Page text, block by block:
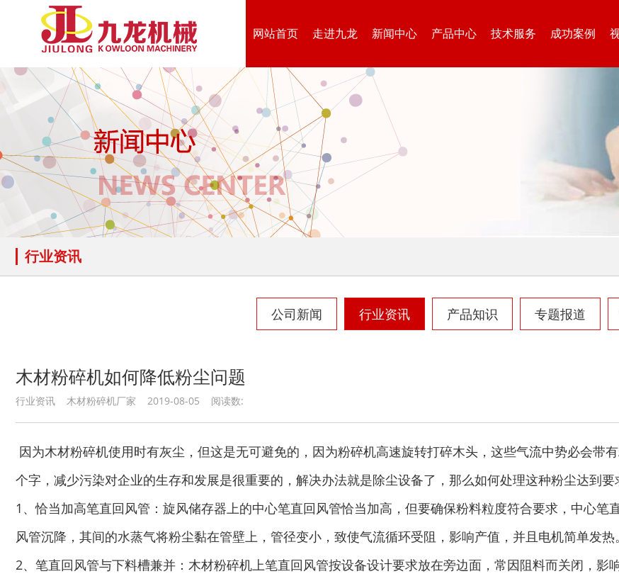
网站首页 走进九龙 新闻中心 产品中心 技术服务 成功案例
行业资讯
公司新闻 行业资讯 产品知识 专题报道
木材粉碎机如何降低粉尘问题
行业资讯 木材粉碎机厂家 2019-08-05 阅读数:
因为木材粉碎机使用时有灰尘，但这是无可避免的，因为粉碎机高速旋转打碎木头，这些气流中势必会带
个字，减少污染对企业的生存和发展是很重要的，解决办法就是除尘设备了，那么如何处理这种粉尘达到要
1、恰当加高笔直回风管：旋风储存器上的中心笔直回风管恰当加高，但要确保粉料粒度符合要求，中心
风管沉降，其间的水蒸气将粉尘黏在管壁上，管径变小，致使气流循环受阻，影响产值，并且电机简单发热
2、笔直回风管与下料槽兼并：木材粉碎机上笔直回风管按设备设计要求放在旁边面，常因阻料而关闭，